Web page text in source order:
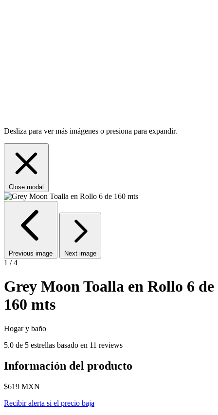
Desliza para ver más imágenes o presiona para expandir.
Close modal
Previous image Next image
1 / 4
Grey Moon Toalla en Rollo 6 de
160 mts
Hogar y baño
5.0 de 5 estrellas basado en 11 reviews
Información del producto
$619 MXN
Recibir alerta si el precio baja